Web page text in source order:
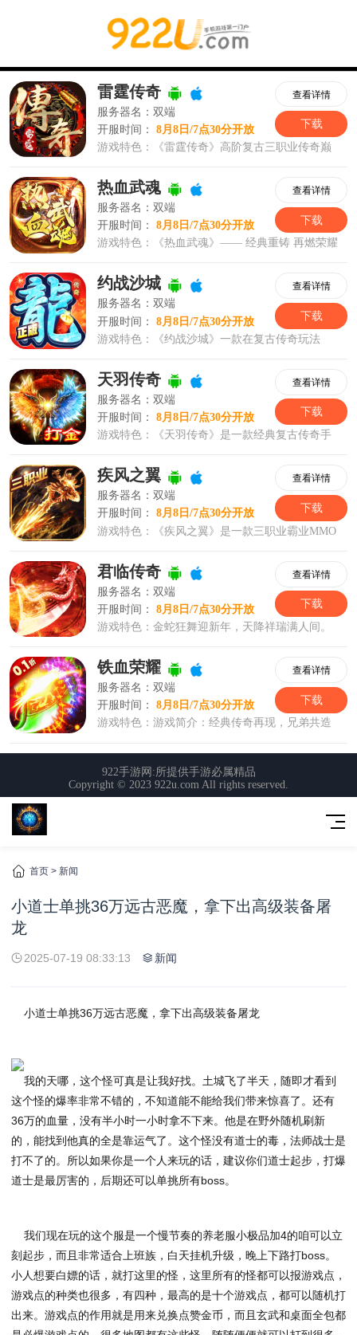
首页 > 新闻
小道士单挑36万远古恶魔，拿下出高级装备屠
龙
2025-07-19 08:33:13 新闻
小道士单挑36万远古恶魔，拿下出高级装备屠龙
我的天哪，这个怪可真是让我好找。土城飞了半天，随即才看到
这个怪的爆率非常不错的，不知道能不能给我们带来惊喜了。还有
36万的血量，没有半小时一小时拿不下来。他是在野外随机刷新
的，能找到他真的全是靠运气了。这个怪没有道士的毒，法师战士是
打不了的。所以如果你是一个人来玩的话，建议你们道士起步，打爆
道士是最厉害的，后期还可以单挑所有boss。
我们现在玩的这个服是一个慢节奏的养老服小极品加4的咱可以立
刻起步，而且非常适合上班族，白天挂机升级，晚上下路打boss。
小人想要白嫖的话，就打这里的怪，这里所有的怪都可以报游戏点，
游戏点的种类也很多，有四种，最高的是十个游戏点，都可以随机打
出来。游戏点的作用就是用来兑换点赞金币，而且玄武和桌面全包都